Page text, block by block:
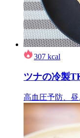
307 kcal
ツナの冷製
高血圧予防、